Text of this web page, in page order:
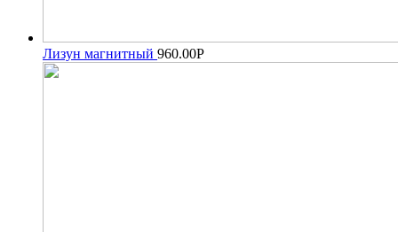
Лизун магнитный 960.00Р